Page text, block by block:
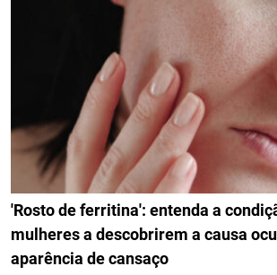
'Rosto de ferritina': entenda a
mulheres a descobrirem a causa
aparência de cansaço